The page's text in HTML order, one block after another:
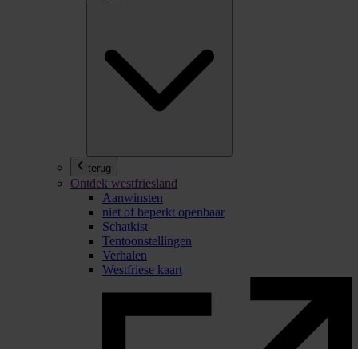
terug
Ontdek westfriesland
Aanwinsten
niet of beperkt openbaar
Schatkist
Tentoonstellingen
Verhalen
Westfriese kaart